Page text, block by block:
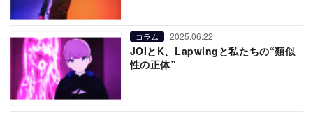
コラム 2025.06.22
JOIとK、Lapwingと私たちの“類似
性の正体”